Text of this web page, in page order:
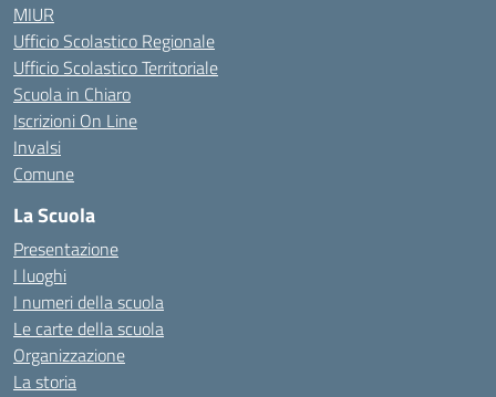
MIUR
Ufficio Scolastico Regionale
Ufficio Scolastico Territoriale
Scuola in Chiaro
Iscrizioni On Line
Invalsi
Comune
La Scuola
Presentazione
I luoghi
I numeri della scuola
Le carte della scuola
Organizzazione
La storia